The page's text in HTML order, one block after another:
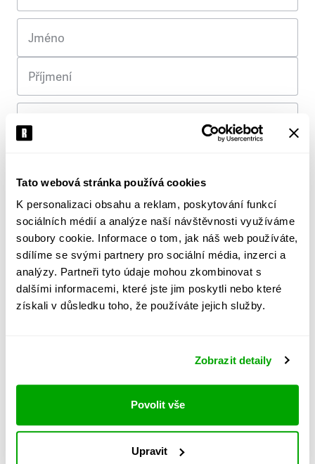
Tato webová stránka používá cookies
K personalizaci obsahu a reklam, poskytování funkcí
sociálních médií a analýze naší návštěvnosti využíváme
soubory cookie. Informace o tom, jak náš web používáte,
sdílíme se svými partnery pro sociální média, inzerci a
analýzy. Partneři tyto údaje mohou zkombinovat s
dalšími informacemi, které jste jim poskytli nebo které
získali v důsledku toho, že používáte jejich služby.
Zobrazit detaily
Povolit vše
Upravit
Jméno
Příjmení
Ulice
Město
PSČ
Stát
doručování týdeníku Respekt v tištěné verzi, na
první vydání ve vaší schránce se můžete těšit